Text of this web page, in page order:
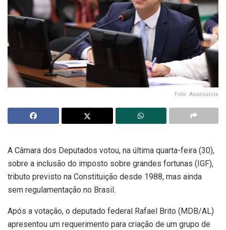
Foto: Assessoria
A Câmara dos Deputados votou, na última quarta-feira (30),
sobre a inclusão do imposto sobre grandes fortunas (IGF),
tributo previsto na Constituição desde 1988, mas ainda
sem regulamentação no Brasil.
Após a votação, o deputado federal Rafael Brito (MDB/AL)
apresentou um requerimento para criação de um grupo de